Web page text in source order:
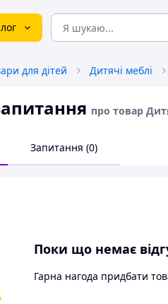
для дітей Дитячі меблі
про товар
Запитання (0)
Поки що немає
Гарна нагода придбати